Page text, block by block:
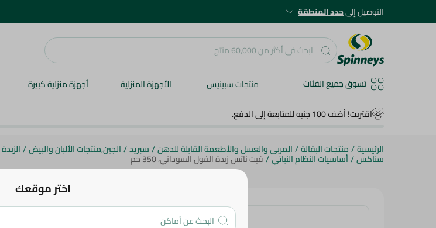
التوصيل إلىحدد المنطقة
تسوق جميع الفئات منتجات سبينيس الأجهزة المنزلية أجهزة منزلية كبيرة
اقتربت! أضف 100 جنيه للمتابعة إلى الدفع.
الرئيسية/منتجات البقالة/المربى والعسل والأطعمة القابلة للدهن/سبريد/الجبن,منتجات الألبان والبيض/الزبدة
سناكس/أساسيات النظام النباتي/فيت ناتس زبدة الفول السوداني، 350 جم
فيتنوتس
اختر موقعك